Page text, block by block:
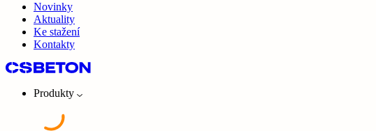
Novinky
Aktuality
Ke stažení
Kontakty
Produkty